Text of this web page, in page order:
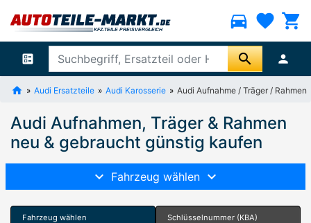
directions_car favorite shopping_cart
ballot search person
Audi Ersatzteile Audi Karosserie Audi Aufnahme / Träger / Rahmen
Audi Aufnahmen, Träger & Rahmen
neu & gebraucht günstig kaufen
Fahrzeug wählen
Fahrzeug wählen Schlüsselnummer (KBA)